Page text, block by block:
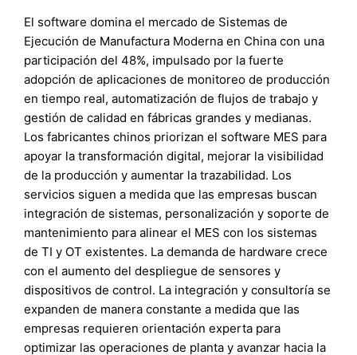
El software domina el mercado de Sistemas de
Ejecución de Manufactura Moderna en China con una
participación del 48%, impulsado por la fuerte
adopción de aplicaciones de monitoreo de producción
en tiempo real, automatización de flujos de trabajo y
gestión de calidad en fábricas grandes y medianas.
Los fabricantes chinos priorizan el software MES para
apoyar la transformación digital, mejorar la visibilidad
de la producción y aumentar la trazabilidad. Los
servicios siguen a medida que las empresas buscan
integración de sistemas, personalización y soporte de
mantenimiento para alinear el MES con los sistemas
de TI y OT existentes. La demanda de hardware crece
con el aumento del despliegue de sensores y
dispositivos de control. La integración y consultoría se
expanden de manera constante a medida que las
empresas requieren orientación experta para
optimizar las operaciones de planta y avanzar hacia la